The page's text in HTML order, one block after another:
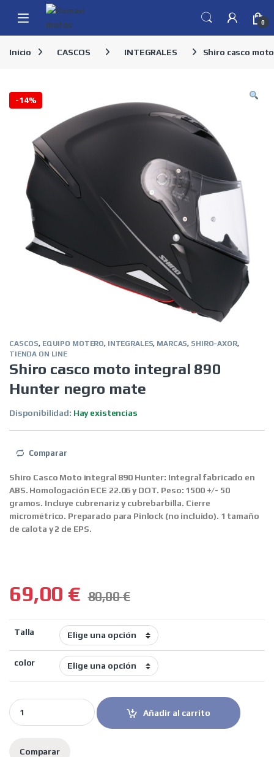
Skip to navigation
Skip to content
0
Inicio CASCOS INTEGRALES Shiro casco
-14%
CASCOS, EQUIPO MOTERO, INTEGRALES, MARCAS, SHIRO-AXOR,
TIENDA ON LINE
Shiro casco moto integral 890
Hunter negro mate
Disponibilidad: Hay existencias
Comparar
Shiro Casco Moto integral 890 Hunter: Integral fabricado en
ABS. Homologación ECE 22.06 y DOT. Peso: 1500 +/- 50
gramos. Incluye cubrenariz y cubrebarbilla. Cierre
micrométrico. Preparado para Pinlock (no incluido). 1 tamaño
de calota y 2 de EPS.
69,00 € 80,00€
Talla
color
Shiro casco moto integral 890 Hunter negro mate quantity
Añadir al carrito
Comparar